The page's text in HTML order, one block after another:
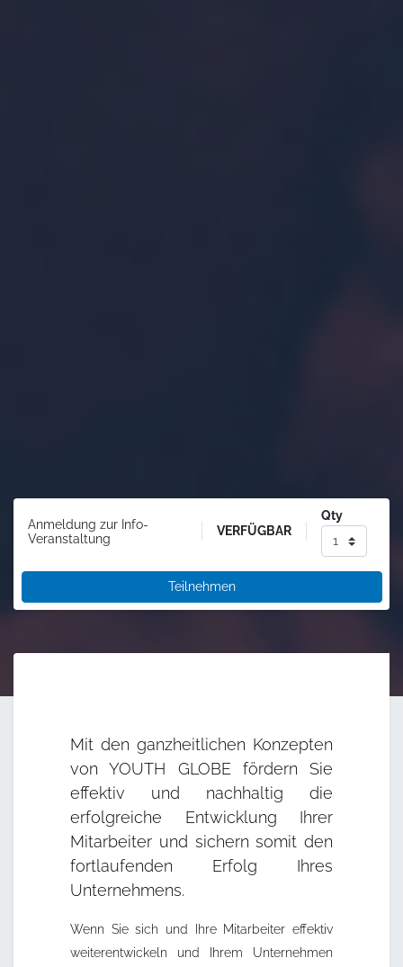
Anmeldung zur Info-
Veranstaltung
VERFÜGBAR
Qty
Teilnehmen
Mit den ganzheitlichen Konzepten
von YOUTH GLOBE fördern Sie
effektiv und nachhaltig die
erfolgreiche Entwicklung Ihrer
Mitarbeiter und sichern somit den
fortlaufenden Erfolg Ihres
Unternehmens.
Wenn Sie sich und Ihre Mitarbeiter effektiv
weiterentwickeln und Ihrem Unternehmen